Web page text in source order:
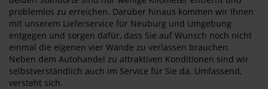
problemlos zu erreichen. Darüber hinaus kommen wir Ihnen
mit unserem Lieferservice für Neuburg und Umgebung
entgegen und sorgen dafür, dass Sie auf Wunsch noch nicht
einmal die eigenen vier Wände zu verlassen brauchen.
Neben dem Autohandel zu attraktiven Konditionen sind wir
selbstverständlich auch im Service für Sie da. Umfassend,
versteht sich.